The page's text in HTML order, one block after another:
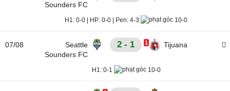
Sounders FC
H1: 0-0 HP: 0-0 Pen: 4-3 10-0
07/08
Seattle
Sounders FC
2 - 1 Tijuana
1
H1:0-1 10-0